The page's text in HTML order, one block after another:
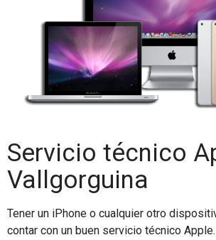
Servicio técnico
Vallgorguina
Tener un iPhone o cualquier otro
contar con un buen servicio técnico